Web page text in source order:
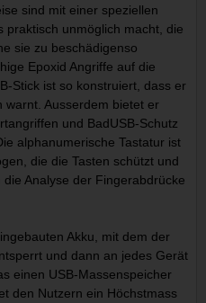
sind mit einer speziellen
praktisch unmöglich macht, die
sie zu beschädigenso
Epoxid Angriffe auf die
Stick ist so konstruiert, dass er
warnt. Ausserdem bietet er
und BadUSB-Schutz
alphanumerische Tastatur ist
die die Tasten schützt und
Analyse der Fingerabdrücke
Akku, mit dem der
und dann an jedes Gerät
einen USB-Massenspeicher
den Nutzern ein Höchstmass